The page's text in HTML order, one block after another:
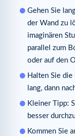
Gehen Sie
der Wand zu
imaginären
parallel zum
oder auf den
Halten Sie
lang, dann
Kleiner Tipp:
besser
Kommen Sie